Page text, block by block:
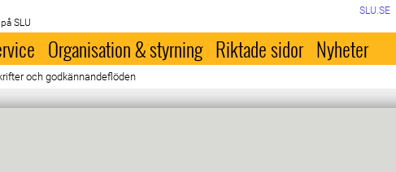
SLU
SLU.SE
Organisation & styrning Riktade sidor Nyheter
och godkännandeflöden